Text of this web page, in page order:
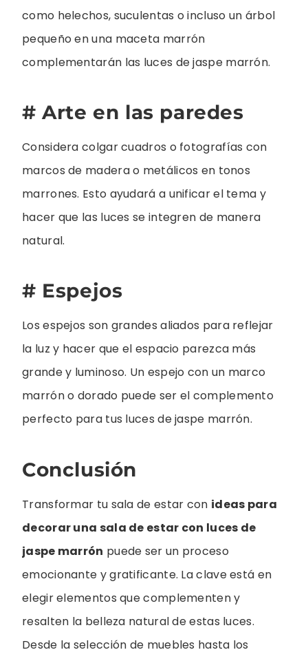
como helechos, suculentas o incluso un árbol
pequeño en una maceta marrón
complementarán las luces de jaspe marrón.
# Arte en las paredes
Considera colgar cuadros o fotografías con
marcos de madera o metálicos en tonos
marrones. Esto ayudará a unificar el tema y
hacer que las luces se integren de manera
natural.
# Espejos
Los espejos son grandes aliados para reflejar
la luz y hacer que el espacio parezca más
grande y luminoso. Un espejo con un marco
marrón o dorado puede ser el complemento
perfecto para tus luces de jaspe marrón.
Conclusión
Transformar tu sala de estar con ideas para
decorar una sala de estar con luces de
jaspe marrón puede ser un proceso
emocionante y gratificante. La clave está en
elegir elementos que complementen y
resalten la belleza natural de estas luces.
Desde la selección de muebles hasta los